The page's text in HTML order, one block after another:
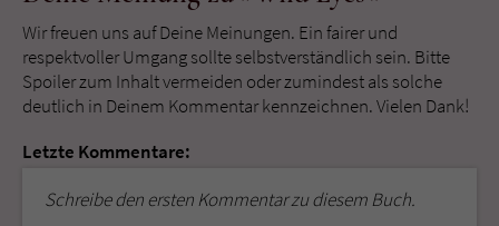
Wir freuen uns auf Deine Meinungen. Ein fairer und
respektvoller Umgang sollte selbstverständlich sein. Bitte
Spoiler zum Inhalt vermeiden oder zumindest als solche
deutlich in Deinem Kommentar kennzeichnen. Vielen Dank!
Letzte Kommentare:
Schreibe den ersten Kommentar zu diesem Buch.